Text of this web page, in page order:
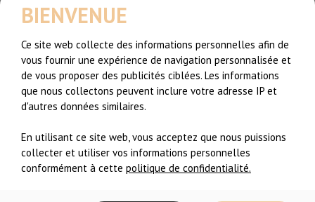
BIENVENUE
Ce site web collecte des informations personnelles afin de
vous fournir une expérience de navigation personnalisée et
de vous proposer des publicités ciblées. Les informations
que nous collectons peuvent inclure votre adresse IP et
d'autres données similaires.
En utilisant ce site web, vous acceptez que nous puissions
collecter et utiliser vos informations personnelles
conformément à cette politique de confidentialité.